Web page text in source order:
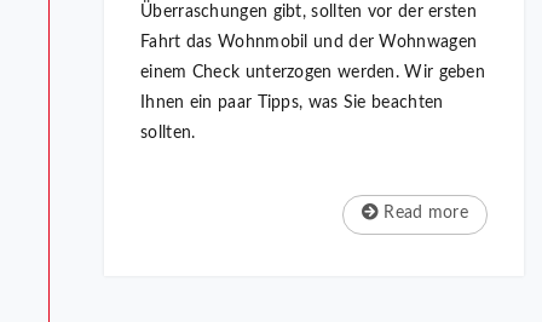
Überraschungen gibt, sollten vor der ersten
Fahrt das Wohnmobil und der Wohnwagen
einem Check unterzogen werden. Wir geben
Ihnen ein paar Tipps, was Sie beachten
sollten.
Read more